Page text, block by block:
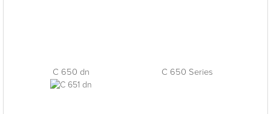
C 650 dn C 650 Series